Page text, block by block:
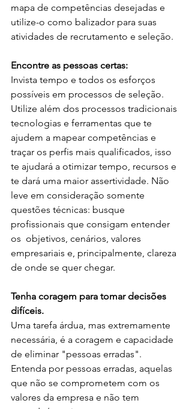
mapa de competências desejadas e
utilize-o como balizador para suas
atividades de recrutamento e seleção.
Encontre as pessoas certas:
Invista tempo e todos os esforços
possíveis em processos de seleção.
Utilize além dos processos tradicionais
tecnologias e ferramentas que te
ajudem a mapear competências e
traçar os perfis mais qualificados, isso
te ajudará a otimizar tempo, recursos e
te dará uma maior assertividade. Não
leve em consideração somente
questões técnicas: busque
profissionais que consigam entender
os  objetivos, cenários, valores
empresariais e, principalmente, clareza
de onde se quer chegar.
Tenha coragem para tomar decisões
difíceis.
Uma tarefa árdua, mas extremamente
necessária, é a coragem e capacidade
de eliminar "pessoas erradas".
Entenda por pessoas erradas, aquelas
que não se comprometem com os
valores da empresa e não tem